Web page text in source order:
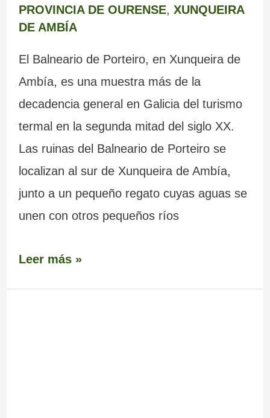
PROVINCIA DE OURENSE, XUNQUEIRA
DE AMBÍA
El Balneario de Porteiro, en Xunqueira de
Ambía, es una muestra más de la
decadencia general en Galicia del turismo
termal en la segunda mitad del siglo XX.
Las ruinas del Balneario de Porteiro se
localizan al sur de Xunqueira de Ambía,
junto a un pequeño regato cuyas aguas se
unen con otros pequeños ríos
Leer más »